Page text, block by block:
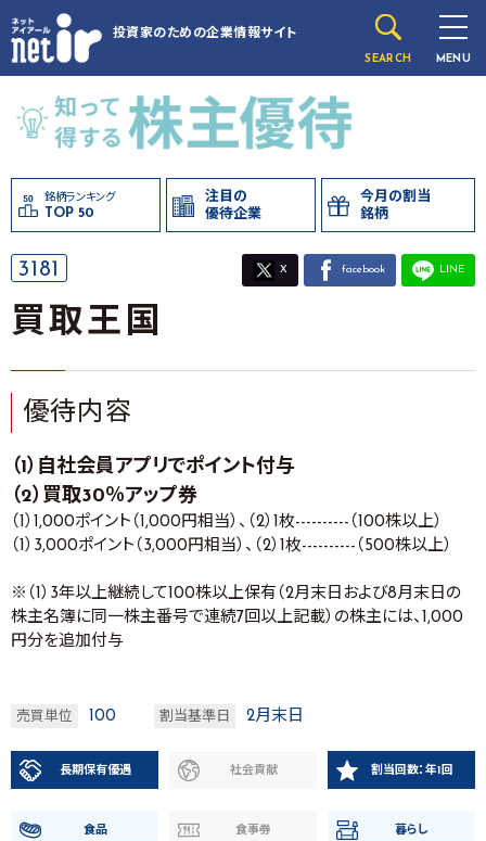
投資家のための企業情報サイト
SEARCH MENU
銘柄ランキング
TOP 50
注目の
優待企業
今月の割当
銘柄
3181 X facebook LINE
買取王国
優待内容
（1）自社会員アプリでポイント付与
（2）買取30％アップ券
（1）1,000ポイント（1,000円相当）、（2）1枚----------（100株以上）
（1）3,000ポイント（3,000円相当）、（2）1枚----------（500株以上）
※（1）3年以上継続して100株以上保有（2月末日および8月末日の
株主名簿に同一株主番号で連続7回以上記載）の株主には、1,000
円分を追加付与
売買単位 100 割当基準日 2月末日
長期保有優遇 社会貢献 割当回数：年1回
食品 食事券 暮らし